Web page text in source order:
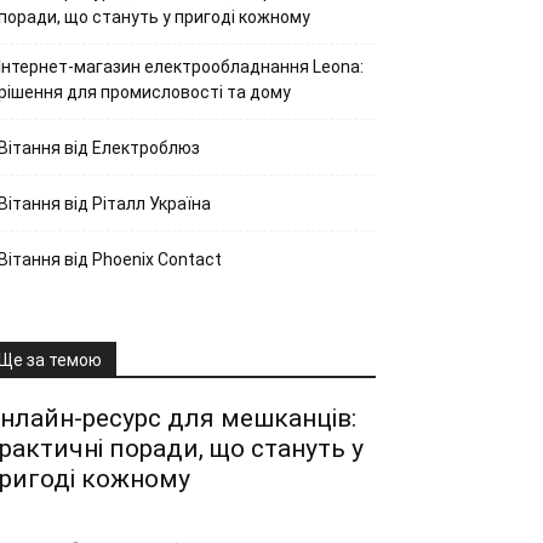
що стануть у пригоді кожному
Інтернет-магазин електрообладнання Leona:
для промисловості та дому
Вітання від Електроблюз
Вітання від Ріталл Україна
Вітання від Phoenix Contact
Ще за темою
ресурс для мешканців:
поради, що стануть у
кожному